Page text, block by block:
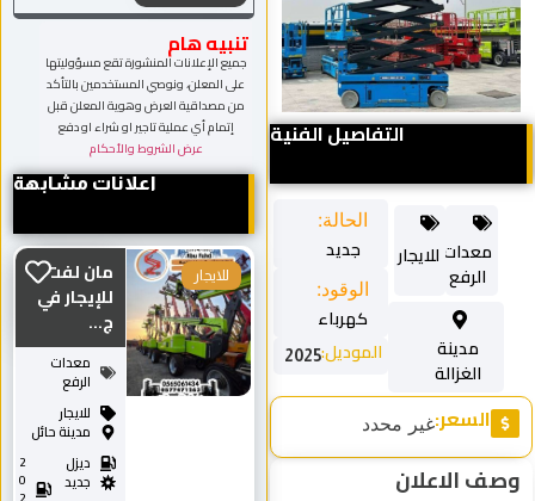
التفاصيل الفنية
الحالة:
جديد
الوقود:
كهرباء
الموديل:2025
مدينة
الغزالة
معدات
الرفع
للايجار
السعر:غير محدد
وصف الاعلان
تنبيه هام
جميع الإعلانات المنشورة تقع مسؤوليتها
على المعلن، ونوصي المستخدمين بالتأكد
من مصداقية العرض وهوية المعلن قبل
إتمام أي عملية تاجير او شراء او دفع
عرض الشروط والأحكام
اعلانات مشابهة
مان لفت
للإيجار في
ج...
معدات
الرفع
للايجار
مدينة حائل
ديزل
جديد
للايجار